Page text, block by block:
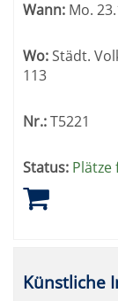
Wann: Mo.
Wo:Städt.
113
Nr.:T5221
Status: Plätze
Künstliche